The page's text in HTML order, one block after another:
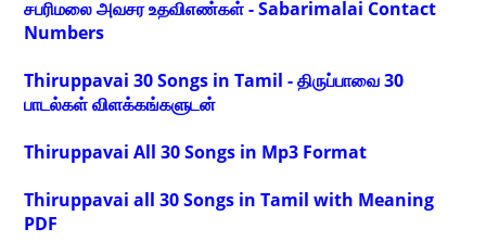
சபரிமலை அவசர உதவிஎண்கள் - Sabarimalai Contact
Numbers
Thiruppavai 30 Songs in Tamil - திருப்பாவை 30
பாடல்கள் விளக்கங்களுடன்
Thiruppavai All 30 Songs in Mp3 Format
Thiruppavai all 30 Songs in Tamil with Meaning
PDF